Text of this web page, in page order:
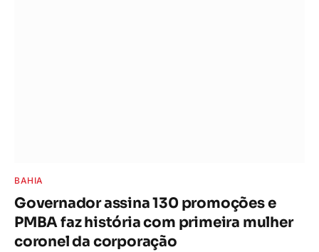
BAHIA
Governador assina 130 promoções e
PMBA faz história com primeira mulher
coronel da corporação